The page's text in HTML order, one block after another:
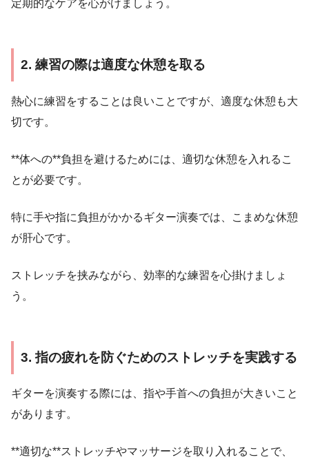
定期的なケアを心がけましょう。
2. 練習の際は適度な休憩を取る
熱心に練習をすることは良いことですが、適度な休憩も大
切です。
**体への**負担を避けるためには、適切な休憩を入れるこ
とが必要です。
特に手や指に負担がかかるギター演奏では、こまめな休憩
が肝心です。
ストレッチを挟みながら、効率的な練習を心掛けましょ
う。
3. 指の疲れを防ぐためのストレッチを実践する
ギターを演奏する際には、指や手首への負担が大きいこと
があります。
**適切な**ストレッチやマッサージを取り入れることで、